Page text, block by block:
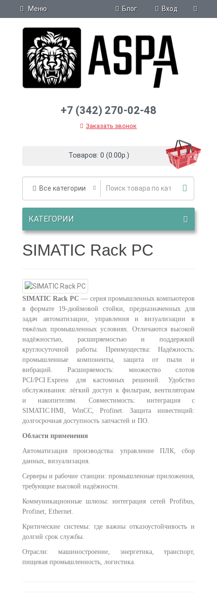
Блог Вход
Меню
+7 (342) 270-02-48
Заказать звонок
Товаров: 0 (0.00р.)
Все категории
КАТЕГОРИИ
SIMATIC Rack PC
SIMATIC Rack PC — серия промышленных компьютеров
в формате 19‑дюймовой стойки, предназначенных для
задач автоматизации, управления и визуализации в
тяжёлых промышленных условиях. Отличаются высокой
надёжностью, расширяемостью и поддержкой
круглосуточной работы. Преимущества: Надёжность:
промышленные компоненты, защита от пыли и
вибраций.Расширяемость: множество слотов
PCI/PCI Express для кастомных решений. Удобство
обслуживания: лёгкий доступ к фильтрам, вентиляторам
и накопителям. Совместимость: интеграция с
SIMATIC HMI, WinCC, Profinet.Защита инвестиций:
долгосрочная доступность запчастей и ПО.
Области применения
Автоматизация производства: управление ПЛК, сбор
данных, визуализация.
Серверы и рабочие станции: промышленные приложения,
требующие высокой надёжности.
Коммуникационные шлюзы: интеграция сетей Profibus,
Profinet, Ethernet.
Критические системы: где важны отказоустойчивость и
долгий срок службы.
Отрасли: машиностроение, энергетика, транспорт,
пищевая промышленность, логистика.